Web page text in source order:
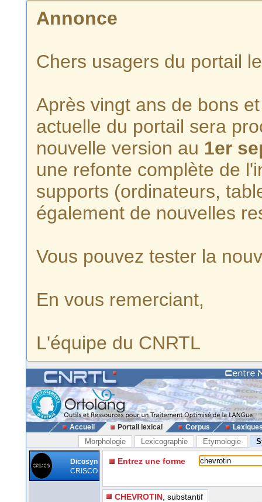
Annonce
Chers usagers du portail
Après vingt ans de bons
actuelle du portail sera
nouvelle version au 1er
une refonte complète de
supports (ordinateurs,
également de nouvelles
Vous pouvez tester la
En vous remerciant,
L'équipe du CNRTL
Accueil Portail lexical Corpus
Morphologie Lexicographie Etymologie
Dicosyn
CRISCO
Entrez une forme
CHEVROTIN , substantif